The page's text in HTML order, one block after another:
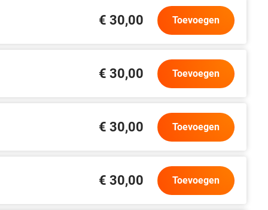
€ 30,00 Toevoegen
€ 30,00 Toevoegen
€ 30,00 Toevoegen
€ 30,00 Toevoegen